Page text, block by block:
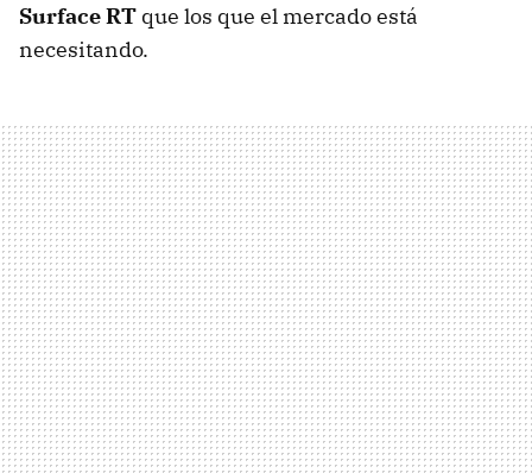
Surface RT que los que el mercado está
necesitando.